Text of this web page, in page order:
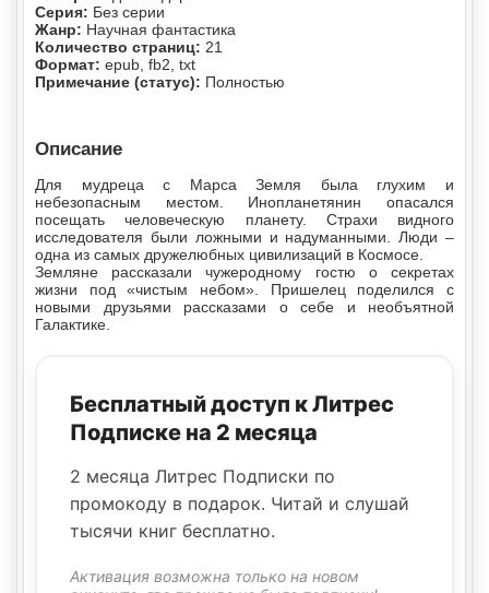
Серия: Без серии
Жанр: Научная фантастика
Количество страниц: 21
Формат: epub, fb2, txt
Примечание (статус): Полностью
Описание
Для мудреца с Марса Земля была глухим и
небезопасным местом. Инопланетянин опасался
посещать человеческую планету. Страхи видного
исследователя были ложными и надуманными. Люди –
одна из самых дружелюбных цивилизаций в Космосе.
Земляне рассказали чужеродному гостю о секретах
жизни под «чистым небом». Пришелец поделился с
новыми друзьями рассказами о себе и необъятной
Галактике.
Бесплатный доступ к Литрес
Подписке на 2 месяца
2 месяца Литрес Подписки по
промокоду в подарок. Читай и слушай
тысячи книг бесплатно.
Активация возможна только на новом